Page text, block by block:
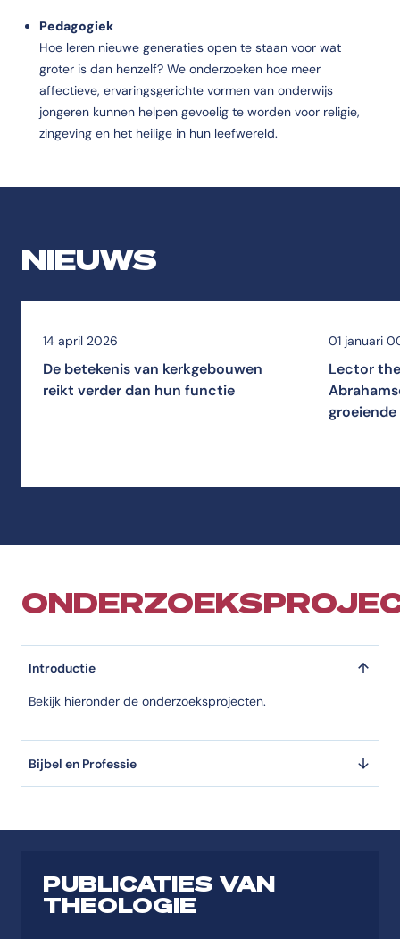
Pedagogiek
Hoe leren nieuwe generaties open te staan voor wat
groter is dan henzelf? We onderzoeken hoe meer
affectieve, ervaringsgerichte vormen van onderwijs
jongeren kunnen helpen gevoelig te worden voor religie,
zingeving en het heilige in hun leefwereld.
NIEUWS
14 april 2026
De betekenis van kerkgebouwen
reikt verder dan hun functie
01 januari
Lector
Introductie
Bekijk hieronder de onderzoeksprojecten.
Bijbel en Professie
PUBLICATIES VAN
THEOLOGIE